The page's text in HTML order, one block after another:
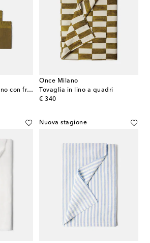
Set di 4 tovaglioli in lino con frange
Once Milano
Tovaglia in lino a quadri
€ 340
original price
Nuova stagione